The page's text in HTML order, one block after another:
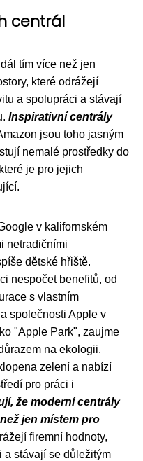
centrál
tím více než jen
které odrážejí
a spolupráci a stávají
Inspirativní centrály
jsou toho jasným
nemalé prostředky do
je pro jejich
v kalifornském
netradičními
dětské hřiště.
nespočet benefitů, od
s vlastním
společnosti Apple v
"Apple Park", zaujme
na ekologii.
zelení a nabízí
pro práci i
že moderní centrály
jen místem pro
firemní hodnoty,
a stávají se důležitým